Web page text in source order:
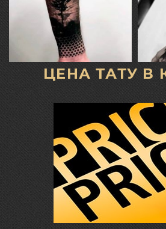
ЦЕНА ТАТУ В